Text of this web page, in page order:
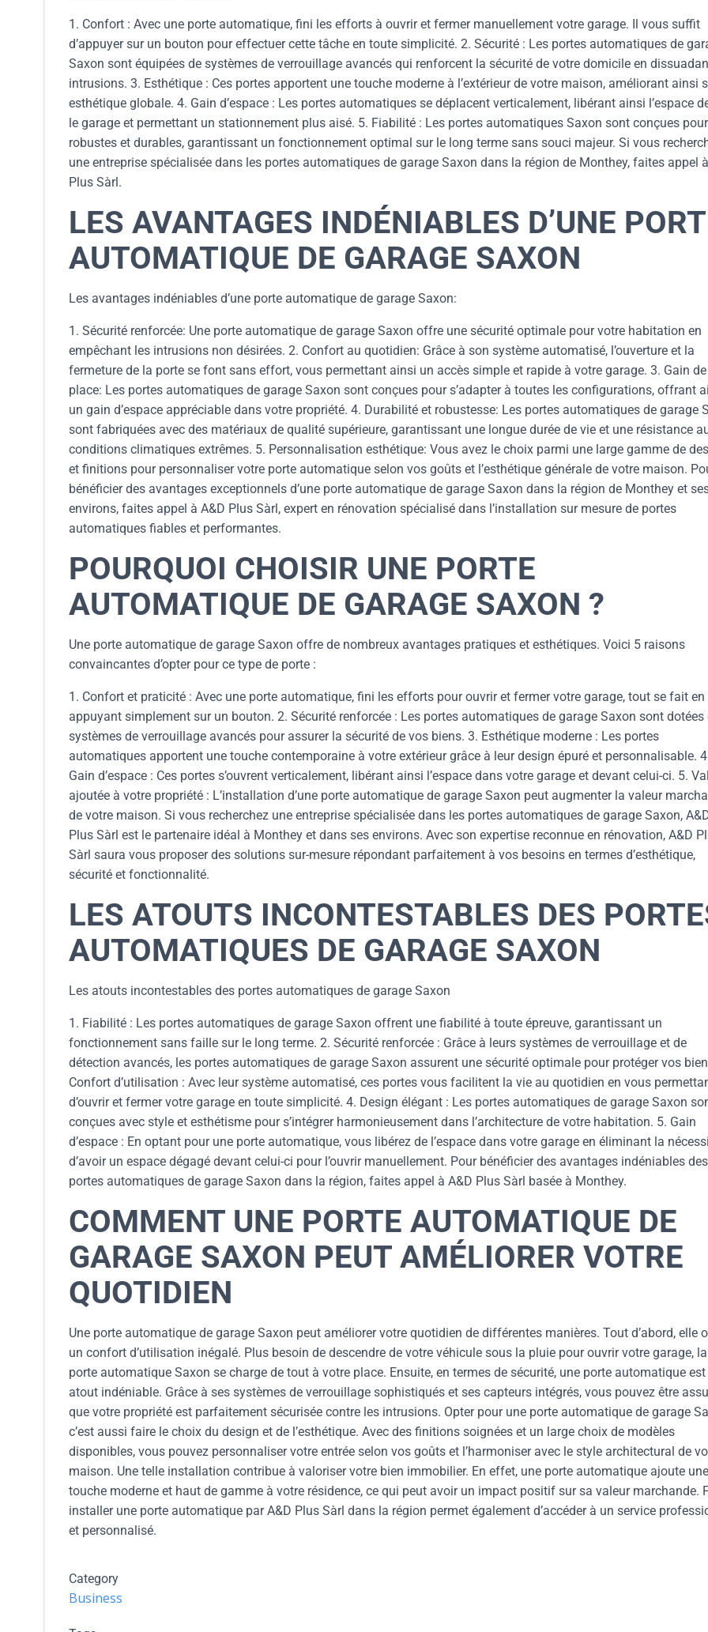
1. Confort : Avec une porte automatique, fini les efforts à ouvrir et fermer manuellement votre garage. Il vous suffit
d’appuyer sur un bouton pour effectuer cette tâche en toute simplicité. 2. Sécurité : Les portes automatiques de
Saxon sont équipées de systèmes de verrouillage avancés qui renforcent la sécurité de votre domicile en
intrusions. 3. Esthétique : Ces portes apportent une touche moderne à l’extérieur de votre maison, améliorant ainsi
esthétique globale. 4. Gain d’espace : Les portes automatiques se déplacent verticalement, libérant ainsi l’espace
le garage et permettant un stationnement plus aisé. 5. Fiabilité : Les portes automatiques Saxon sont conçues
robustes et durables, garantissant un fonctionnement optimal sur le long terme sans souci majeur. Si vous
une entreprise spécialisée dans les portes automatiques de garage Saxon dans la région de Monthey, faites appel
Plus Sàrl.
LES AVANTAGES INDÉNIABLES D’UNE
AUTOMATIQUE DE GARAGE SAXON
Les avantages indéniables d’une porte automatique de garage Saxon:
1. Sécurité renforcée: Une porte automatique de garage Saxon offre une sécurité optimale pour votre habitation en
empêchant les intrusions non désirées. 2. Confort au quotidien: Grâce à son système automatisé, l’ouverture et la
fermeture de la porte se font sans effort, vous permettant ainsi un accès simple et rapide à votre garage. 3. Gain de
place: Les portes automatiques de garage Saxon sont conçues pour s’adapter à toutes les configurations, offrant
un gain d’espace appréciable dans votre propriété. 4. Durabilité et robustesse: Les portes automatiques de garage
sont fabriquées avec des matériaux de qualité supérieure, garantissant une longue durée de vie et une résistance
conditions climatiques extrêmes. 5. Personnalisation esthétique: Vous avez le choix parmi une large gamme de
et finitions pour personnaliser votre porte automatique selon vos goûts et l’esthétique générale de votre maison.
bénéficier des avantages exceptionnels d’une porte automatique de garage Saxon dans la région de Monthey et
environs, faites appel à A&D Plus Sàrl, expert en rénovation spécialisé dans l’installation sur mesure de portes
automatiques fiables et performantes.
POURQUOI CHOISIR UNE PORTE
AUTOMATIQUE DE GARAGE SAXON ?
Une porte automatique de garage Saxon offre de nombreux avantages pratiques et esthétiques. Voici 5 raisons
convaincantes d’opter pour ce type de porte :
1. Confort et praticité : Avec une porte automatique, fini les efforts pour ouvrir et fermer votre garage, tout se fait en
appuyant simplement sur un bouton. 2. Sécurité renforcée : Les portes automatiques de garage Saxon sont dotées
systèmes de verrouillage avancés pour assurer la sécurité de vos biens. 3. Esthétique moderne : Les portes
automatiques apportent une touche contemporaine à votre extérieur grâce à leur design épuré et personnalisable.
Gain d’espace : Ces portes s’ouvrent verticalement, libérant ainsi l’espace dans votre garage et devant celui-ci. 5.
ajoutée à votre propriété : L’installation d’une porte automatique de garage Saxon peut augmenter la valeur
de votre maison. Si vous recherchez une entreprise spécialisée dans les portes automatiques de garage Saxon,
Plus Sàrl est le partenaire idéal à Monthey et dans ses environs. Avec son expertise reconnue en rénovation, A&D
Sàrl saura vous proposer des solutions sur-mesure répondant parfaitement à vos besoins en termes d’esthétique,
sécurité et fonctionnalité.
LES ATOUTS INCONTESTABLES DES
AUTOMATIQUES DE GARAGE SAXON
Les atouts incontestables des portes automatiques de garage Saxon
1. Fiabilité : Les portes automatiques de garage Saxon offrent une fiabilité à toute épreuve, garantissant un
fonctionnement sans faille sur le long terme. 2. Sécurité renforcée : Grâce à leurs systèmes de verrouillage et de
détection avancés, les portes automatiques de garage Saxon assurent une sécurité optimale pour protéger vos
Confort d’utilisation : Avec leur système automatisé, ces portes vous facilitent la vie au quotidien en vous
d’ouvrir et fermer votre garage en toute simplicité. 4. Design élégant : Les portes automatiques de garage Saxon
conçues avec style et esthétisme pour s’intégrer harmonieusement dans l’architecture de votre habitation. 5. Gain
d’espace : En optant pour une porte automatique, vous libérez de l’espace dans votre garage en éliminant la
d’avoir un espace dégagé devant celui-ci pour l’ouvrir manuellement. Pour bénéficier des avantages indéniables des
portes automatiques de garage Saxon dans la région, faites appel à A&D Plus Sàrl basée à Monthey.
COMMENT UNE PORTE AUTOMATIQUE DE
GARAGE SAXON PEUT AMÉLIORER VOTRE
QUOTIDIEN
Une porte automatique de garage Saxon peut améliorer votre quotidien de différentes manières. Tout d’abord, elle
un confort d’utilisation inégalé. Plus besoin de descendre de votre véhicule sous la pluie pour ouvrir votre garage, la
porte automatique Saxon se charge de tout à votre place. Ensuite, en termes de sécurité, une porte automatique est
atout indéniable. Grâce à ses systèmes de verrouillage sophistiqués et ses capteurs intégrés, vous pouvez être
que votre propriété est parfaitement sécurisée contre les intrusions. Opter pour une porte automatique de garage
c’est aussi faire le choix du design et de l’esthétique. Avec des finitions soignées et un large choix de modèles
disponibles, vous pouvez personnaliser votre entrée selon vos goûts et l’harmoniser avec le style architectural de
maison. Une telle installation contribue à valoriser votre bien immobilier. En effet, une porte automatique ajoute une
touche moderne et haut de gamme à votre résidence, ce qui peut avoir un impact positif sur sa valeur marchande.
installer une porte automatique par A&D Plus Sàrl dans la région permet également d’accéder à un service
et personnalisé.
Category
Business